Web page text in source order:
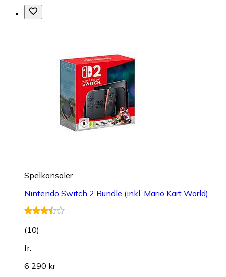
Spelkonsoler
Nintendo Switch 2 Bundle (inkl. Mario Kart World)
(10)
fr.
6 290 kr